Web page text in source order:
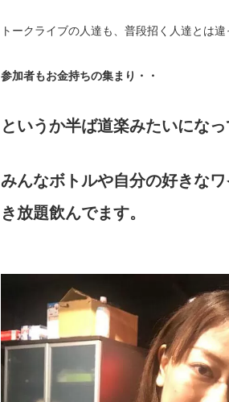
トークライブの人達も、普段招く人達とは違
参加者もお金持ちの集まり・・
というか半ば道楽みたいになっ
みんなボトルや自分の好きな
き放題飲んでます。